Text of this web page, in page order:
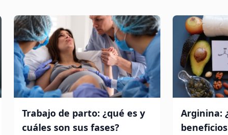
Trabajo de parto: ¿qué es y
cuáles son sus fases?
Arginina: